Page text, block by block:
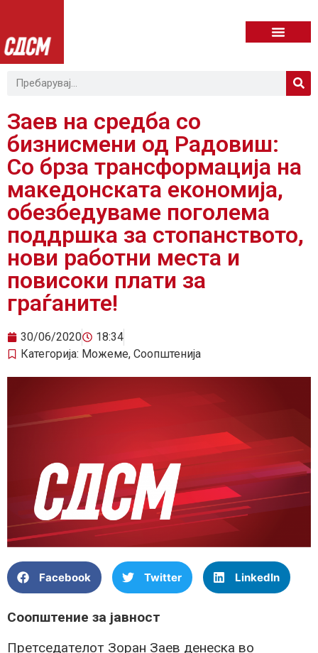
Заев на средба со
бизнисмени од Радовиш:
Со брза трансформација на
македонската економија,
обезбедуваме поголема
поддршка за стопанството,
нови работни места и
повисоки плати за
граѓаните!
30/06/2020
18:34
Категорија: Можеме, Соопштенија
Facebook Twitter LinkedIn
Соопштение за јавност
Претседателот Зоран Заев денеска во